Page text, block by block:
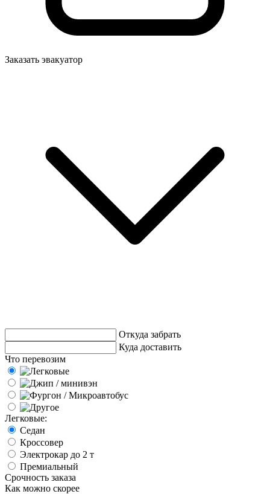
Заказать эвакуатор
Откуда забрать
Куда доставить
Что перевозим
Легковые:
Седан
Кроссовер
Электрокар до 2 т
Премиальный
Срочность заказа
Как можно скорее